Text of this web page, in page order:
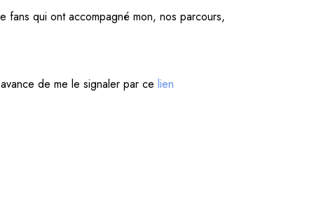
qui ont accompagné mon, nos parcours,
de me le signaler par ce lien